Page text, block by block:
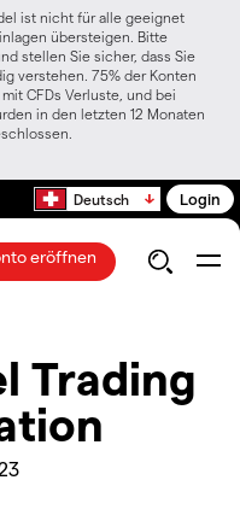
ist nicht für alle geeignet
übersteigen. Bitte
stellen Sie sicher, dass Sie
verstehen. 75% der Konten
CFDs Verluste, und bei
in den letzten 12 Monaten
Deutsch Login
eröffnen
Trading